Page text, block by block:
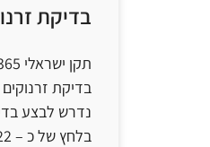
בדיקת
בדיקת
נדרש לבצע
בלחץ של כ – 22 BAR לזרנוקים לכיבוי אש